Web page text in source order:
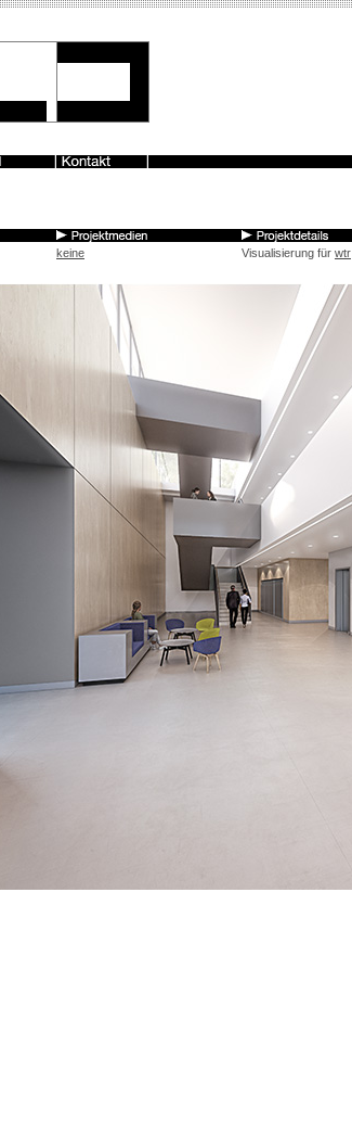
keine Visualisierung für wtr